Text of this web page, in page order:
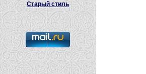
Старый стиль